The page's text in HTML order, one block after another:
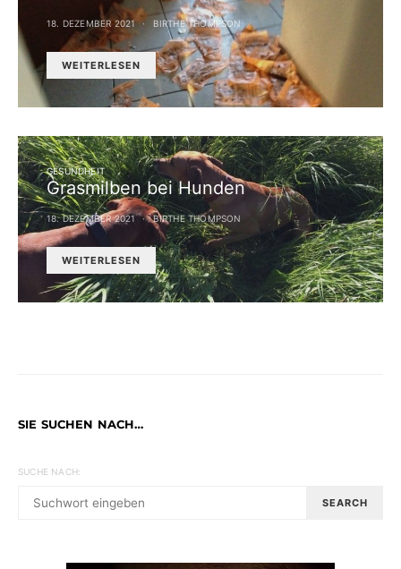
18. DEZEMBER 2021 BIRTHE THOMPSON
WEITERLESEN
GESUNDHEIT
Grasmilben bei Hunden
18. DEZEMBER 2021 BIRTHE THOMPSON
WEITERLESEN
SIE SUCHEN NACH…
SUCHE NACH:
SEARCH